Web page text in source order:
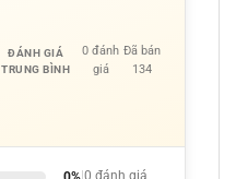
ĐÁNH GIÁ
TRUNG BÌNH
0 đánh
giá
Đã bán
134